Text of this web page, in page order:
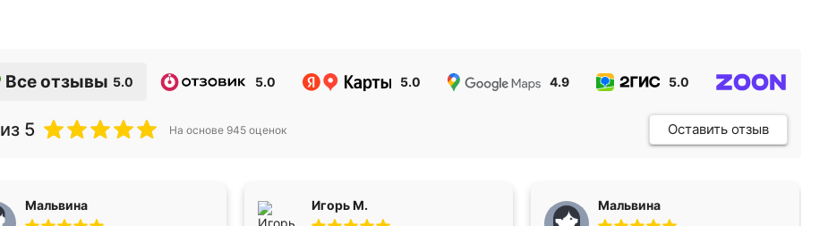
Все отзывы 5.0 5.0 5.0 4.9 5.0
из 5 На основе 945 оценок Оставить отзыв
Мальвина Игорь М. Мальвина